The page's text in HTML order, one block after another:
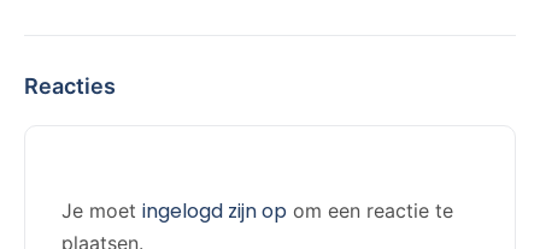
Reacties
Je moet ingelogd zijn op om een reactie te
plaatsen.